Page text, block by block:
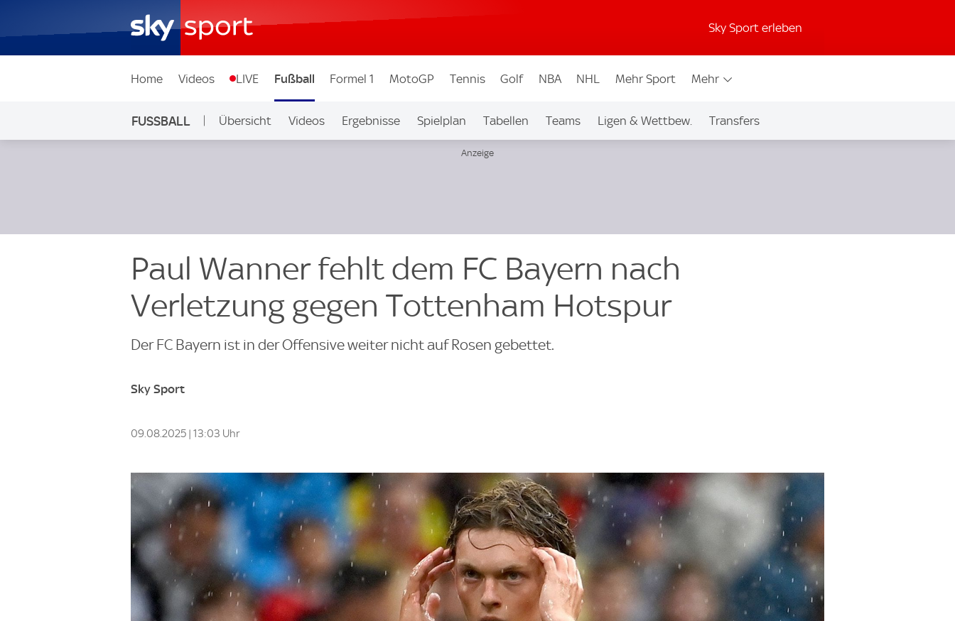
Sky Sport erleben
Home Videos LIVE Fußball Formel 1 MotoGP Tennis Golf NBA NHL Mehr Sport Mehr
FUSSBALL Übersicht Videos Ergebnisse Spielplan Tabellen Teams Ligen & Wettbew. Transfers
Paul Wanner fehlt dem FC Bayern nach
Verletzung gegen Tottenham Hotspur
Der FC Bayern ist in der Offensive weiter nicht auf Rosen gebettet.
Sky Sport
09.08.2025 | 13:03 Uhr